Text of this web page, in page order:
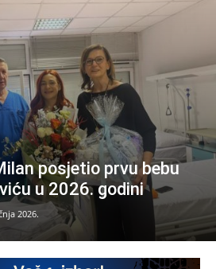
posjetio prvu bebu
u 2026. godini
2026.